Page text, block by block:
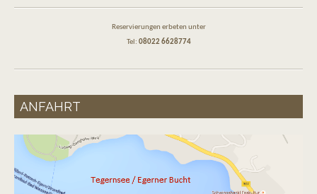
Reservierungen erbeten unter
Tel: 08022 6628774
ANFAHRT